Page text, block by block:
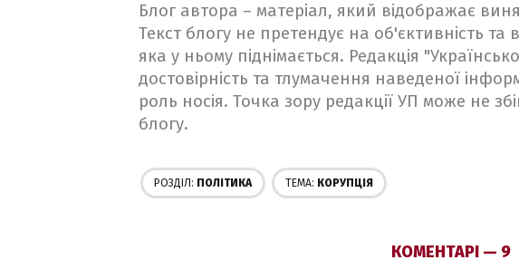
Блог автора – матеріал, який відображає
Текст блогу не претендує на об'єктивність та
яка у ньому піднімається. Редакція
достовірність та тлумачення наведеної
роль носія. Точка зору редакції УП може не
блогу.
РОЗДІЛ: ПОЛІТИКА ТЕМА: КОРУПЦІЯ
КОМЕНТАРІ — 9